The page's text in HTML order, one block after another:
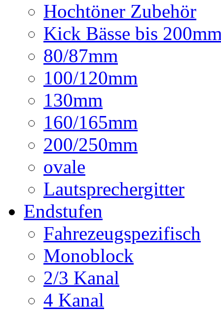
Hochtöner Zubehör
Kick Bässe bis
80/87mm
100/120mm
130mm
160/165mm
200/250mm
ovale
Lautsprechergitter
Endstufen
Fahrezeugspezifisch
Monoblock
2/3 Kanal
4 Kanal